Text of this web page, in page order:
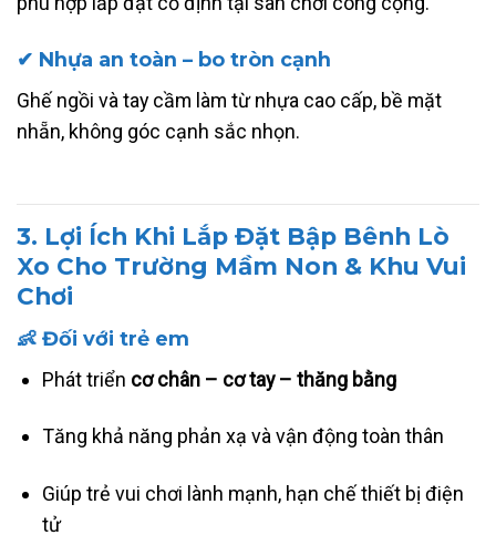
✔ Nhựa an toàn – bo tròn cạnh
Ghế ngồi và tay cầm làm từ nhựa cao cấp, bề mặt
nhẵn, không góc cạnh sắc nhọn.
3. Lợi Ích Khi Lắp Đặt Bập Bênh Lò
Xo Cho Trường Mầm Non & Khu Vui
Chơi
👶 Đối với trẻ em
Phát triển cơ chân – cơ tay – thăng bằng
Tăng khả năng phản xạ và vận động toàn thân
Giúp trẻ vui chơi lành mạnh, hạn chế thiết bị điện
tử